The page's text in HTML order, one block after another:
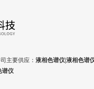
主要供应： 液相色谱仪|液相色谱
谱仪